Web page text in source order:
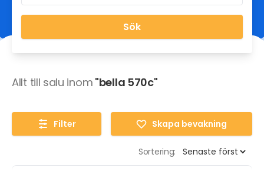
Sök
Allt till salu inom "bella 570c"
Filter Skapa bevakning
Sortering: